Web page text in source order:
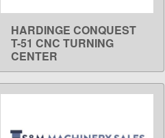
LEARN MORE
HARDINGE CONQUEST
T-51 CNC TURNING
CENTER